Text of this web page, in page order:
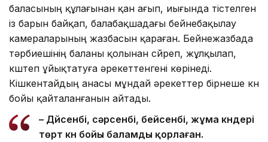
баласының құлағынан қан ағып, иығында тістелген
із барын байқап, балабақшадағы бейнебақылау
камераларының жазбасын қараған. Бейнежазбада
тәрбиешінің баланы қолынан сүйреп, жұлқылап,
күштеп ұйықтатуға әрекеттенгені көрінеді.
Кішкентайдың анасы мұндай әрекеттер бірнеше күн
бойы қайталанғанын айтады.
– Дүйсенбі, сәрсенбі, бейсенбі, жұма күндері
төрт күн бойы баламды қорлаған.